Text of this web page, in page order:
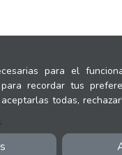
para el
recordar tus
todas,